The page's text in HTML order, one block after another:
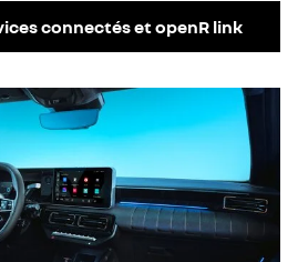
connectés et openR link